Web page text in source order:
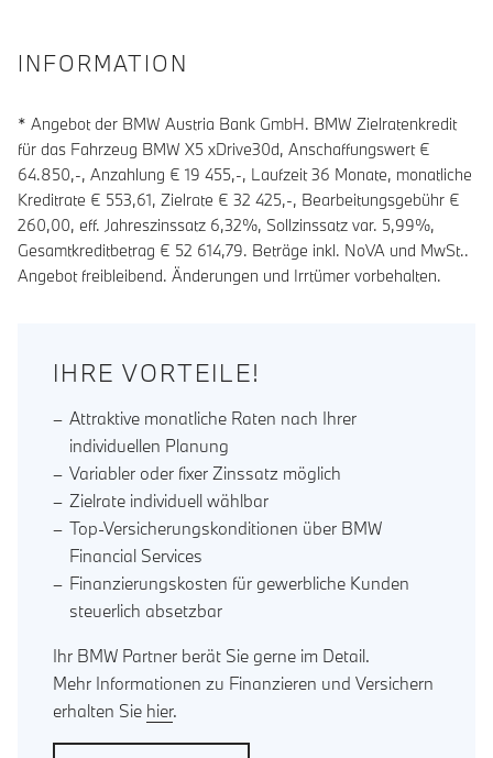
INFORMATION
* Angebot der BMW Austria Bank GmbH. BMW Zielratenkredit
für das Fahrzeug BMW X5 xDrive30d, Anschaffungswert €
64.850,-, Anzahlung € 19 455,-, Laufzeit36 Monate, monatliche
Kreditrate € 553,61, Zielrate € 32 425,-, Bearbeitungsgebühr €
260,00, eff. Jahreszinssatz 6,32%, Sollzinssatz var. 5,99%,
Gesamtkreditbetrag € 52 614,79. Beträge inkl. NoVA und MwSt..
Angebot freibleibend. Änderungen und Irrtümer vorbehalten.
IHRE VORTEILE!
Attraktive monatliche Raten nach Ihrer
individuellen Planung
Variabler oder fixer Zinssatz möglich
Zielrate individuell wählbar
Top-Versicherungskonditionen über BMW
Financial Services
Finanzierungskosten für gewerbliche Kunden
steuerlich absetzbar
Ihr BMW Partner berät Sie gerne im Detail.
Mehr Informationen zu Finanzieren und Versichern
erhalten Sie hier.